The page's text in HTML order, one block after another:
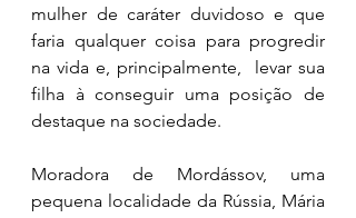
mulher de caráter duvidoso e que
faria qualquer coisa para progredir
na vida e, principalmente,  levar sua
filha à conseguir uma posição de
destaque na sociedade.
Moradora de Mordássov, uma
pequena localidade da Rússia, Mária